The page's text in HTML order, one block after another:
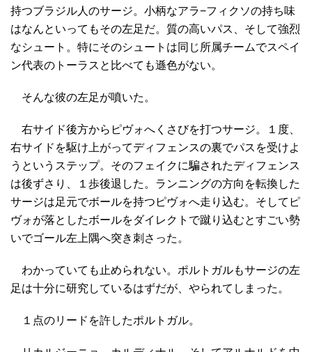
持つブラジル人のサージ。小柄なアラ−フィクソの持ち味
はなんといってもその左足だ。質の高いパス、そして強烈
なシュート。特にそのシュートは同じ所属チームでスペイ
ン代表のトーラスと比べても遜色がない。
そんな彼の左足が噴いた。
右サイド後方からピヴォへくさびを打つサージ。１度、
右サイドを駆け上がってディフェンスの裏でパスを受けよ
うというステップ。そのフェイクに騙されたディフェンス
は後ずさり、１歩後退した。ランニングの方向を転換した
サージは足元でボールを持つピヴォへ走り込む。そしてピ
ヴォが落としたボールをダイレクトで蹴り込むとすごい勢
いでゴール左上隅へ突き刺さった。
わかっていても止められない。ポルトガルもサージの左
足は十分に研究しているはずだが、やられてしまった。
１点のリードを許したポルトガル。